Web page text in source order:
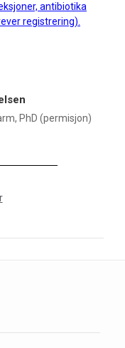
antibiotika
registrering).
PhD (permisjon)